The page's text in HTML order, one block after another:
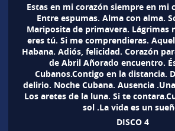
Estas en mi corazón siempre en mi
Entre espumas. Alma con alma.
Mariposita de primavera. Lágrimas
eres tú. Si me comprendieras.
Habana. Adiós, felicidad. Corazón
de Abril Añorado encuentro.
Cubanos.Contigo en la distancia.
delirio. Noche Cubana. Ausencia
Los aretes de la luna. Si te
sol .La vida es un
DISCO 4